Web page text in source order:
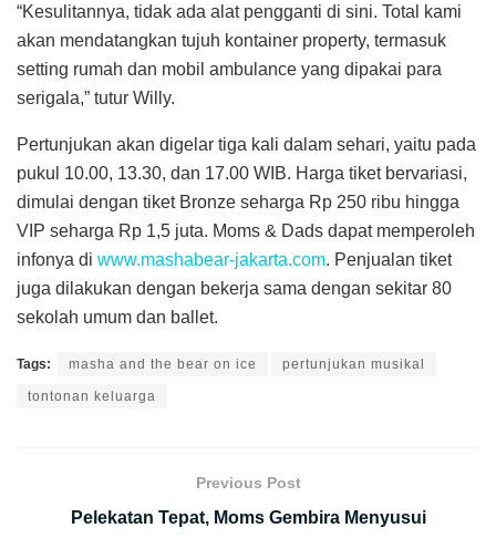
“Kesulitannya, tidak ada alat pengganti di sini. Total kami
akan mendatangkan tujuh kontainer property, termasuk
setting rumah dan mobil ambulance yang dipakai para
serigala,” tutur Willy.
Pertunjukan akan digelar tiga kali dalam sehari, yaitu pada
pukul 10.00, 13.30, dan 17.00 WIB. Harga tiket bervariasi,
dimulai dengan tiket Bronze seharga Rp 250 ribu hingga
VIP seharga Rp 1,5 juta. Moms & Dads dapat memperoleh
infonya di www.mashabear-jakarta.com. Penjualan tiket
juga dilakukan dengan bekerja sama dengan sekitar 80
sekolah umum dan ballet.
Tags: masha and the bear on ice pertunjukan musikal
tontonan keluarga
Previous Post
Pelekatan Tepat, Moms Gembira Menyusui